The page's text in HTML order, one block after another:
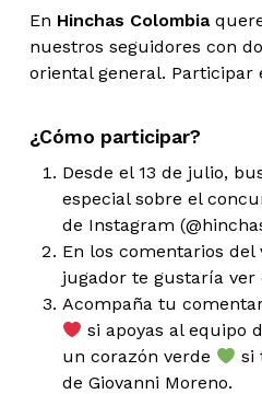
En Hinchas Colombia
nuestros seguidores con
oriental general. Participar
¿Cómo participar?
Desde el 13 de julio,
especial sobre el
de Instagram
En los comentarios del
jugador te gustaría ver
Acompaña tu
si apoyas al equipo
un corazón verde
si
de Giovanni Moreno.